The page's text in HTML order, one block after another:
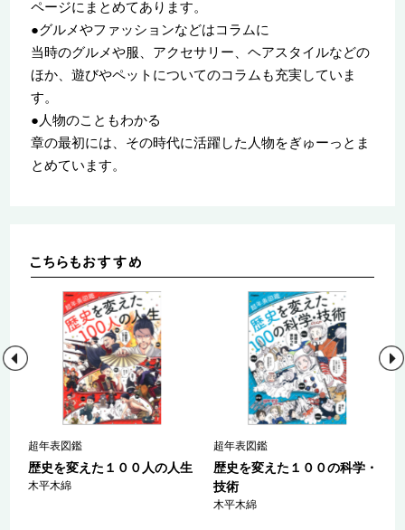
ページにまとめてあります。
●グルメやファッションなどはコラムに
当時のグルメや服、アクセサリー、ヘアスタイルなどの
ほか、遊びやペットについてのコラムも充実していま
す。
●人物のこともわかる
章の最初には、その時代に活躍した人物をぎゅーっとま
とめています。
超年表図鑑
歴史を変えた１００人の人生
木平木綿
超年表図鑑
歴史を変えた１００の科学・
技術
木平木綿